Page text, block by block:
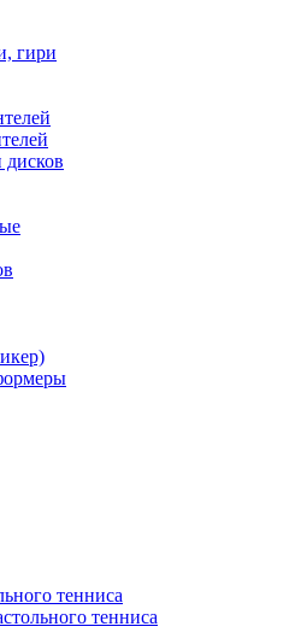
гири
дисков
тенниса
тенниса